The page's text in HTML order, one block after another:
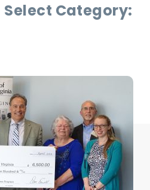
Select Category: